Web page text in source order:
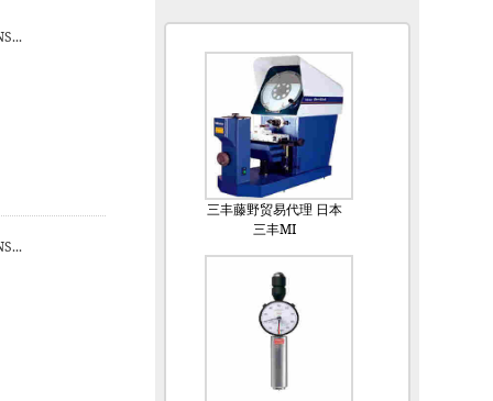
三丰藤野贸易代理 日本
三丰MI